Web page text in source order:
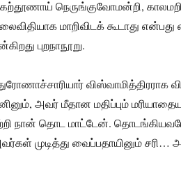
நெருங்குவோமன்றி,
மாறிவிடக் கூடாது
புறநாநூறு.
அவர் மீதான மதிப்பும்
நான் தொட மாட்டேன். தொடங்கியவரே
முடித்து வைப்பதாயினும் சரி…